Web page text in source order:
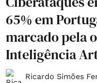
65% em
marcado pela
Inteligência
Ricardo Simões